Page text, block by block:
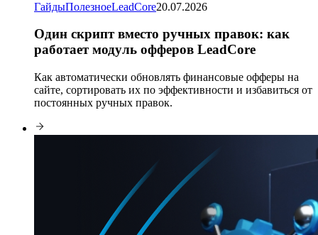
ГайдыПолезноеLeadCore20.07.2026
Один скрипт вместо ручных правок: как
работает модуль офферов LeadCore
Как автоматически обновлять финансовые офферы на
сайте, сортировать их по эффективности и избавиться от
постоянных ручных правок.